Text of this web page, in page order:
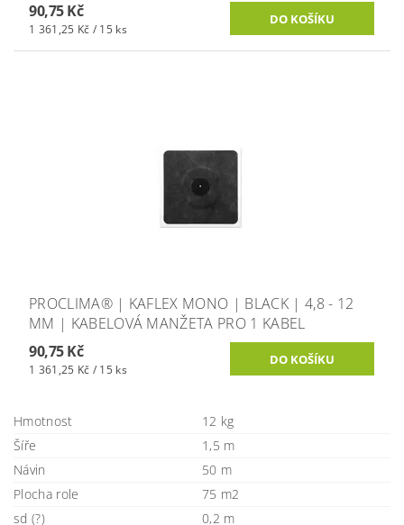
90,75 Kč
1 361,25 Kč / 15 ks
PROCLIMA® | KAFLEX MONO | BLACK | 4,8 - 12
MM | KABELOVÁ MANŽETA PRO 1 KABEL
90,75 Kč
1 361,25 Kč / 15 ks
Hmotnost
12 kg
Šíře
1,5 m
Návin
50 m
Plocha role
75 m2
sd (?)
0,2 m